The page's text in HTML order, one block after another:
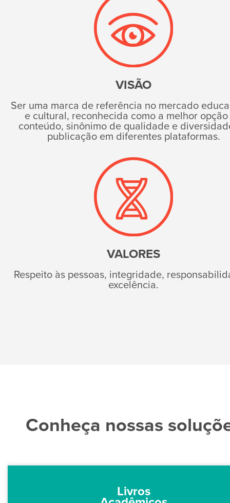
VISÃO
Ser uma marca de referência no mercado
e cultural, reconhecida como a melhor
conteúdo, sinônimo de qualidade e
publicação em diferentes plataformas.
VALORES
Respeito às pessoas, integridade,
excelência.
Conheça nossas
Livros